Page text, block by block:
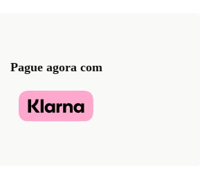
Pague agora com